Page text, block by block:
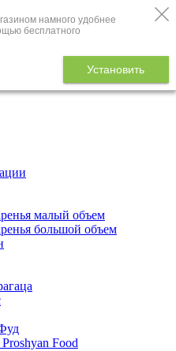
намного удобнее
бесплатного
Установить
малый объем
большой объем
Food